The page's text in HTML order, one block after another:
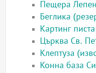
Пещера
Беглика
Картинг
Църква Св.
Клептуза
Конна база